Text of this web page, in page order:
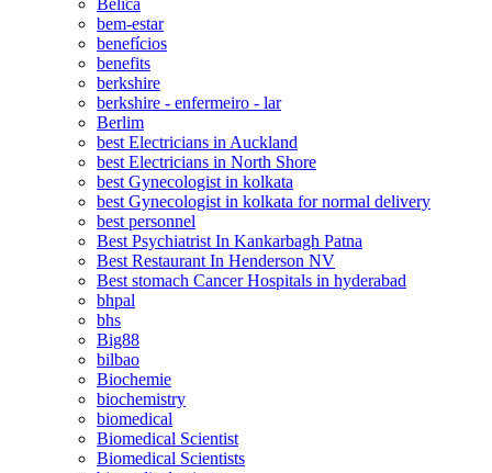
bem-estar
benefícios
benefits
berkshire
berkshire - enfermeiro - lar
Berlim
best Electricians in Auckland
best Electricians in North Shore
best Gynecologist in kolkata
best Gynecologist in kolkata for normal delivery
best personnel
Best Psychiatrist In Kankarbagh Patna
Best Restaurant In Henderson NV
Best stomach Cancer Hospitals in hyderabad
bhpal
bhs
Big88
bilbao
Biochemie
biochemistry
biomedical
Biomedical Scientist
Biomedical Scientists